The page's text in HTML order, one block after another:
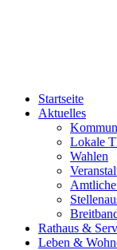
Startseite
Aktuelles
Lokale
Wahlen
Rathaus &
Leben &